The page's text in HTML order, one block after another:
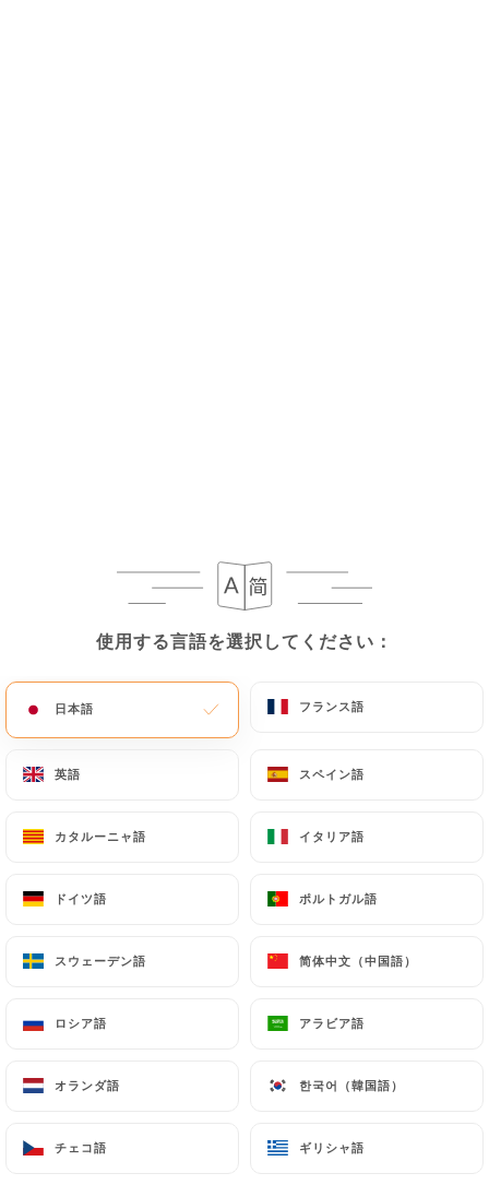
使用する言語を選択してください：
日本語 フランス語
英語 スペイン語
カタルーニャ語 イタリア語
ドイツ語 ポルトガル語
スウェーデン語 简体中文（中国語）
ロシア語 アラビア語
オランダ語 한국어（韓国語）
チェコ語 ギリシャ語
使用する言語を選択してください：
日本語 フランス語
英語 スペイン語
カタルーニャ語 イタリア語
ドイツ語 ポルトガル語
スウェーデン語 简体中文（中国語）
ロシア語 アラビア語
オランダ語 한국어（韓国語）
チェコ語 ギリシャ語